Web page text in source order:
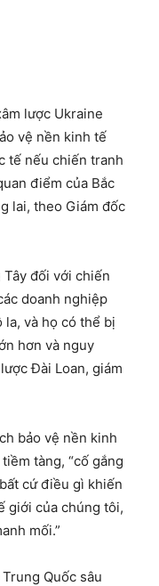
lược Ukraine
vệ nền kinh tế
tế nếu chiến tranh
điểm của Bắc
lai, theo Giám đốc
đối với chiến
doanh nghiệp
la, và họ có thể bị
hơn và nguy
Đài Loan, giám
bảo vệ nền kinh
tàng, “cố gắng
cứ điều gì khiến
giới của chúng tôi,
mối.”
Quốc sâu